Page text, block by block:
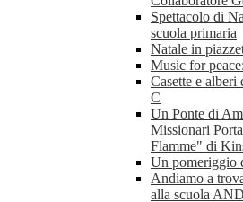
Spettacolo di
scuola primaria
Natale in
Music for
Casette e alberi
C
Un Ponte di
Missionari
Flamme" di
Un pomeriggio
Andiamo a
alla scuola